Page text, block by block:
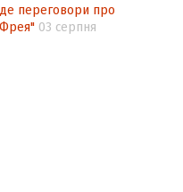
переговори про
03 серпня